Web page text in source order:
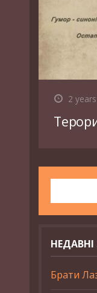
2
Брати